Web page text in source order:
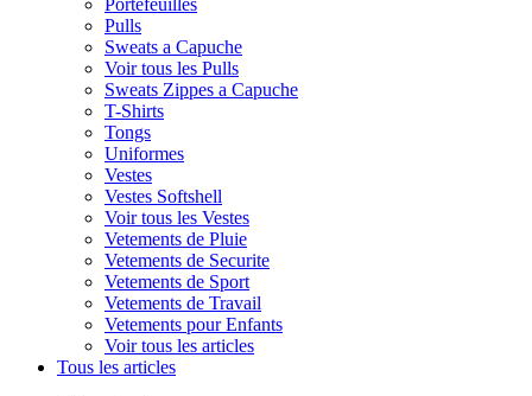
Portefeuilles
Pulls
Sweats a Capuche
Voir tous les Pulls
Sweats Zippes a Capuche
T-Shirts
Tongs
Uniformes
Vestes
Vestes Softshell
Voir tous les Vestes
Vetements de Pluie
Vetements de Securite
Vetements de Sport
Vetements de Travail
Vetements pour Enfants
Voir tous les articles
Tous les articles